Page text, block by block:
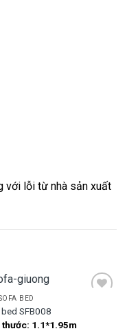
với lỗi từ nhà sản xuất
BED
SFB008
thước: 1.1*1.95m